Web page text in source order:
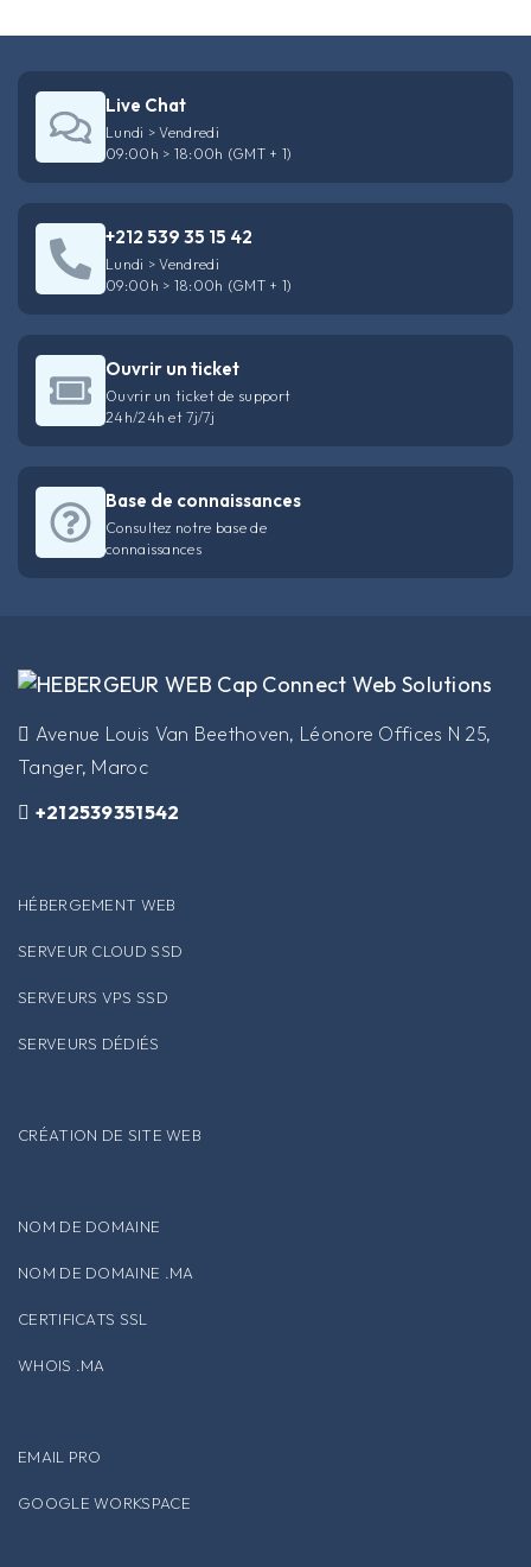
Live Chat
Lundi > Vendredi
09:00h > 18:00h (GMT + 1)
+212 539 35 15 42
Lundi > Vendredi
09:00h > 18:00h (GMT + 1)
Ouvrir un ticket
Ouvrir un ticket de support
24h/24h et 7j/7j
Base de connaissances
Consultez notre base de
connaissances
​Avenue Louis Van Beethoven, Léonore Offices N 25,
Tanger, Maroc
+212539351542
HÉBERGEMENT WEB
SERVEUR CLOUD SSD
SERVEURS VPS SSD
SERVEURS DÉDIÉS
CRÉATION DE SITE WEB
NOM DE DOMAINE
NOM DE DOMAINE .MA
CERTIFICATS SSL
WHOIS .MA
EMAIL PRO
GOOGLE WORKSPACE